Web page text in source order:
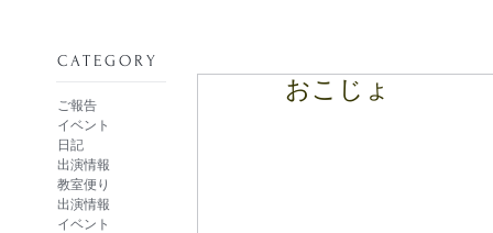
​CATEGORY
ご報告
イベント
日記
出演情報
教室便り
出演情報
イベント
おこじょ